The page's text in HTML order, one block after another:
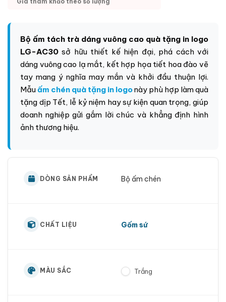
Bộ ấm tách trà dáng vuông cao quà tặng in logo
LG-AC30 sở hữu thiết kế hiện đại, phá cách với
dáng vuông cao lạ mắt, kết hợp họa tiết hoa đào vẽ
tay mang ý nghĩa may mắn và khởi đầu thuận lợi.
Mẫuấm chén quà tặng in logonày phù hợp làm quà
tặng dịp Tết, lễ kỷ niệm hay sự kiện quan trọng, giúp
doanh nghiệp gửi gắm lời chúc và khẳng định hình
ảnh thương hiệu.
DÒNG SẢN PHẨM Bộ ấm chén
CHẤT LIỆU Gốm sứ
MÀU SẮC Trắng